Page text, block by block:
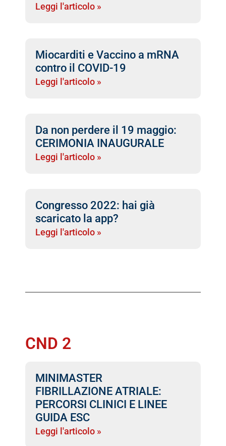
Leggi l'articolo »
Miocarditi e Vaccino a mRNA
contro il COVID-19
Leggi l'articolo »
Da non perdere il 19 maggio:
CERIMONIA INAUGURALE
Leggi l'articolo »
Congresso 2022: hai già
scaricato la app?
Leggi l'articolo »
CND 2
MINIMASTER
FIBRILLAZIONE ATRIALE:
PERCORSI CLINICI E LINEE
GUIDA ESC
Leggi l'articolo »